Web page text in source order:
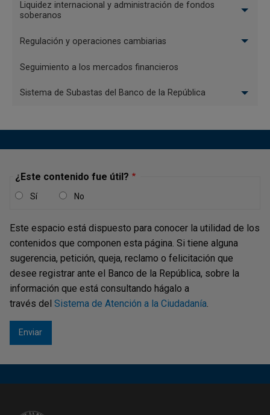
pueden presentarse dudas o situaciones
el fin de brindarle acompañamiento oportuno y asegurar
habilitado un canal de soporte en Microsoft Teams
puede acceder.
WhatsApp:
(318) 565-4670
Liquidez internacional y administración de fondos
soberanos
Regulación y operaciones cambiarias
Seguimiento a los mercados financieros
Sistema de Subastas del Banco de la República
¿Este contenido fue útil?
Sí No
Este espacio está dispuesto para conocer la utilidad de los
contenidos que componen esta página. Si tiene alguna
sugerencia, petición, queja, reclamo o felicitación que
desee registrar ante el Banco de la República, sobre la
información que está consultando hágalo a
través del Sistema de Atención a la Ciudadanía.